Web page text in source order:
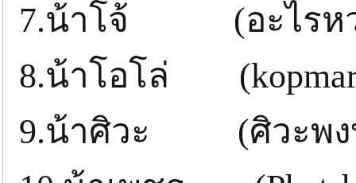
7.น้าโจ้ (อะไรห
8.น้าโอโล่
9.น้าศิวะ (ศิวะพง